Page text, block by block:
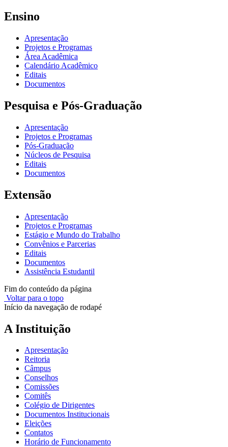
Ensino
Apresentação
Projetos e Programas
Área Acadêmica
Calendário Acadêmico
Editais
Documentos
Pesquisa e Pós-Graduação
Apresentação
Projetos e Programas
Pós-Graduação
Núcleos de Pesquisa
Editais
Documentos
Extensão
Apresentação
Projetos e Programas
Estágio e Mundo do Trabalho
Convênios e Parcerias
Editais
Documentos
Assistência Estudantil
Fim do conteúdo da página
Voltar para o topo
Início da navegação de rodapé
A Instituição
Apresentação
Reitoria
Câmpus
Conselhos
Comissões
Comitês
Colégio de Dirigentes
Documentos Institucionais
Eleições
Contatos
Horário de Funcionamento